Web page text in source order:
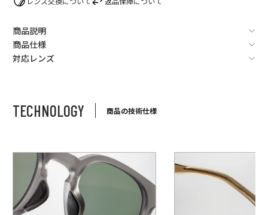
商品説明
商品仕様
対応レンズ
TECHNOLOGY 商品の技術仕様